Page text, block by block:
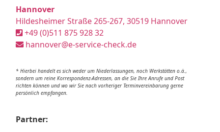
Hannover
Hildesheimer Straße 265-267, 30519 Hannover
+49 (0)511 875 928 32
hannover@e-service-check.de
* Hierbei handelt es sich weder um Niederlassungen, noch Werkstätten o.ä.,
sondern um reine Korrespondenz-Adressen, an die Sie Ihre Anrufe und Post
richten können und wo wir Sie nach vorheriger Terminvereinbarung gerne
persönlich empfangen.
Partner: